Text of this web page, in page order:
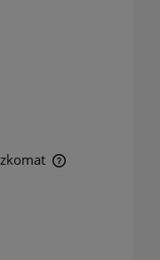
płatności